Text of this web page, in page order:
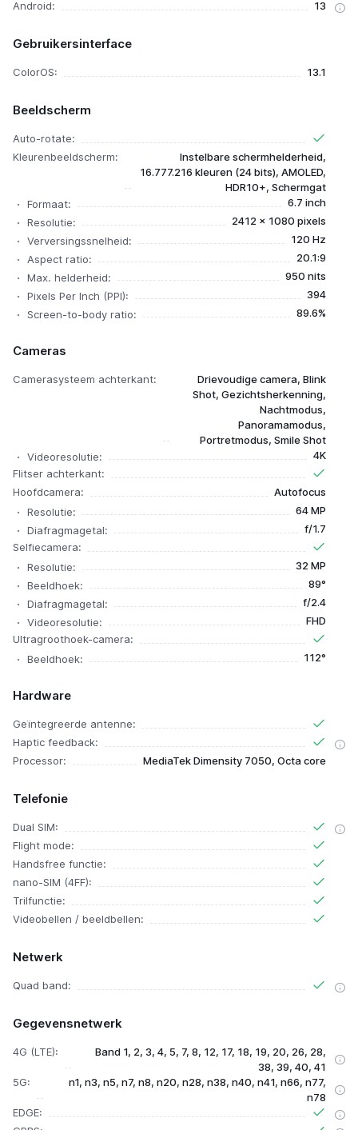
Android: 13
Gebruikersinterface
ColorOS: 13.1
Beeldscherm
Auto-rotate:
Kleurenbeeldscherm:
Instelbare schermhelderheid,
16.777.216 kleuren (24 bits), AMOLED,
HDR10+, Schermgat
Formaat:
6.7 inch
Resolutie:
2412 x 1080 pixels
Verversingssnelheid:
120 Hz
Aspect ratio:
20.1:9
Max. helderheid:
950 nits
Pixels Per Inch (PPI):
394
Screen-to-body ratio:
89.6%
Cameras
Camerasysteem achterkant:
Drievoudige camera, Blink
Shot, Gezichtsherkenning,
Nachtmodus,
Panoramamodus,
Portretmodus, Smile Shot
Videoresolutie:
4K
Flitser achterkant:
Hoofdcamera:
Autofocus
Resolutie:
64 MP
Diafragmagetal:
f/1.7
Selfiecamera:
Resolutie:
32 MP
Beeldhoek:
89°
Diafragmagetal:
f/2.4
Videoresolutie:
FHD
Ultragroothoek-camera:
Beeldhoek:
112°
Hardware
Geïntegreerde antenne:
Haptic feedback:
Processor:
MediaTek Dimensity 7050, Octa core
Telefonie
Dual SIM:
Flight mode:
Handsfree functie:
nano-SIM (4FF):
Trilfunctie:
Videobellen / beeldbellen:
Netwerk
Quad band:
Gegevensnetwerk
4G (LTE):
Band 1, 2, 3, 4, 5, 7, 8, 12, 17, 18, 19, 20, 26, 28,
38, 39, 40, 41
5G:
n1, n3, n5, n7, n8, n20, n28, n38, n40, n41, n66, n77,
n78
EDGE: